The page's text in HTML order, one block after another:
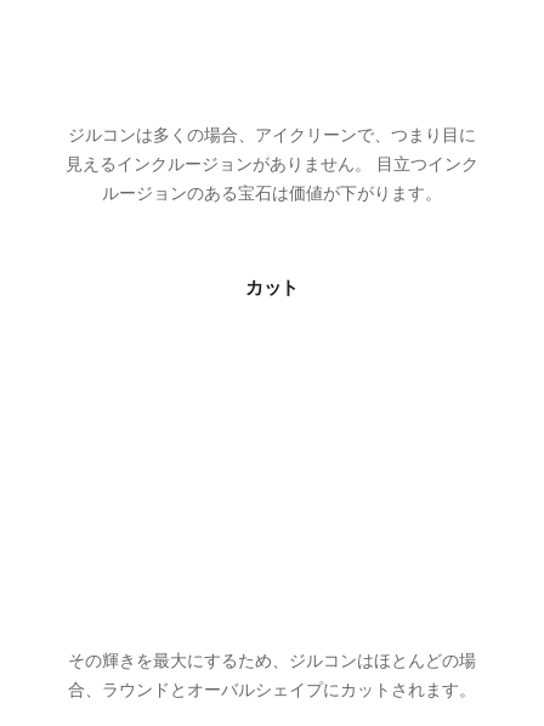
ジルコンは多くの場合、アイクリーンで、つまり目に
見えるインクルージョンがありません。 目立つインク
ルージョンのある宝石は価値が下がります。
カット
その輝きを最大にするため、ジルコンはほとんどの場
合、ラウンドとオーバルシェイプにカットされます。